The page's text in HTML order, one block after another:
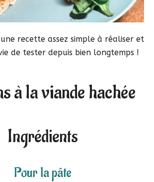
recette assez simple à réaliser et
de tester depuis bien longtemps !
à la viande hachée
Ingrédients
Pour la pâte